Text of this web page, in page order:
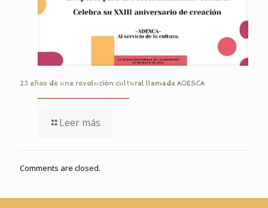
23 años de una revolución cultural llamada ADESCA
Leer más
Comments are closed.